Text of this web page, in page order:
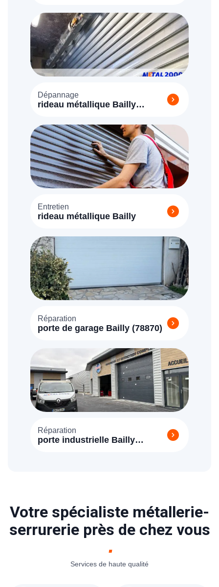
Dépannage
rideau métallique Bailly
Entretien
rideau métallique Bailly
Réparation
porte de garage Bailly (78870)
Réparation
porte industrielle Bailly
Votre spécialiste métallerie-
serrurerie près de chez vous
Services de haute qualité